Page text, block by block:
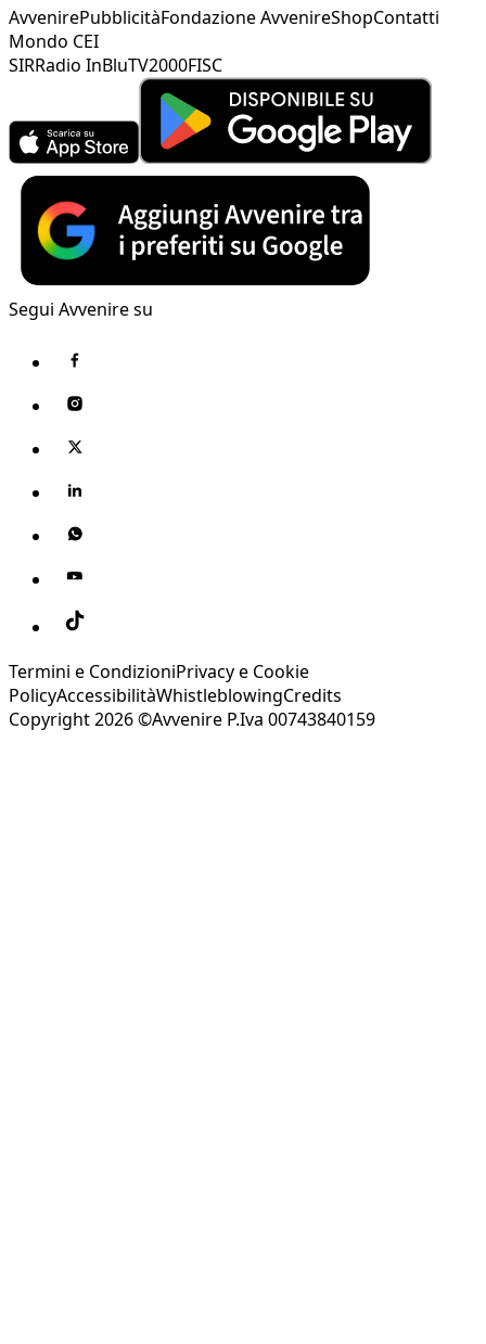
AvvenirePubblicitàFondazione AvvenireShopContatti
Mondo CEI
SIRRadio InBluTV2000FISC
Segui Avvenire su
Termini e CondizioniPrivacy e Cookie
PolicyAccessibilitàWhistleblowingCredits
Copyright 2026 ©Avvenire P.Iva 00743840159